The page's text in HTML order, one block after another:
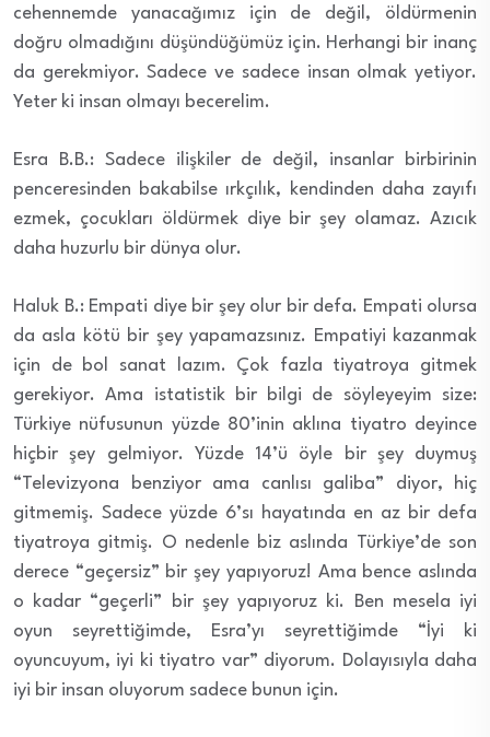
cehennemde yanacağımız için de değil, öldürmenin
doğru olmadığını düşündüğümüz için. Herhangi bir inanç
da gerekmiyor. Sadece ve sadece insan olmak yetiyor.
Yeter ki insan olmayı becerelim.
Esra B.B.: Sadece ilişkiler de değil, insanlar birbirinin
penceresinden bakabilse ırkçılık, kendinden daha zayıfı
ezmek, çocukları öldürmek diye bir şey olamaz. Azıcık
daha huzurlu bir dünya olur.
Haluk B.: Empati diye bir şey olur bir defa. Empati olursa
da asla kötü bir şey yapamazsınız. Empatiyi kazanmak
için de bol sanat lazım. Çok fazla tiyatroya gitmek
gerekiyor. Ama istatistik bir bilgi de söyleyeyim size:
Türkiye nüfusunun yüzde 80’inin aklına tiyatro deyince
hiçbir şey gelmiyor. Yüzde 14’ü öyle bir şey duymuş
“Televizyona benziyor ama canlısı galiba” diyor, hiç
gitmemiş. Sadece yüzde 6’sı hayatında en az bir defa
tiyatroya gitmiş. O nedenle biz aslında Türkiye’de son
derece “geçersiz” bir şey yapıyoruz! Ama bence aslında
o kadar “geçerli” bir şey yapıyoruz ki. Ben mesela iyi
oyun seyrettiğimde, Esra’yı seyrettiğimde “İyi ki
oyuncuyum, iyi ki tiyatro var” diyorum. Dolayısıyla daha
iyi bir insan oluyorum sadece bunun için.